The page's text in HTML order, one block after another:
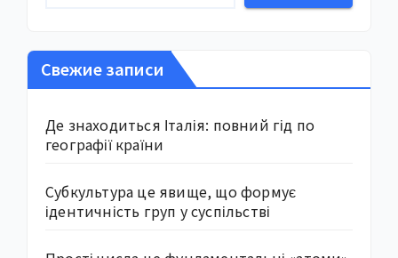
Свежие записи
Де знаходиться Італія: повний гід по
географії країни
Субкультура це явище, що формує
ідентичність груп у суспільстві